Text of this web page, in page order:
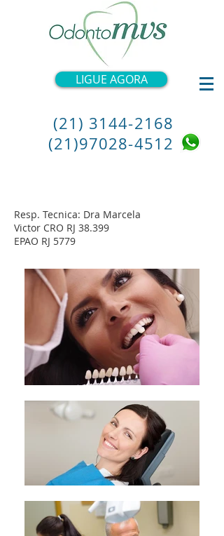
(21) 3144-2168
(21)97028-4512
LIGUE AGORA
Resp. Tecnica: Dra Marcela
Victor CRO RJ 38.399
EPAO RJ 5779